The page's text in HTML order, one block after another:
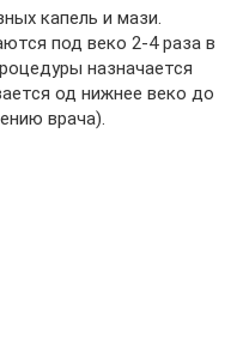
капель и мази.
под веко 2-4 раза в
назначается
од нижнее веко до
врача).